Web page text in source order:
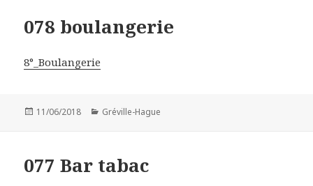
078 boulangerie
8°_Boulangerie
Publié
11/06/2018 Catégories
Gréville-Hague
077 Bar tabac